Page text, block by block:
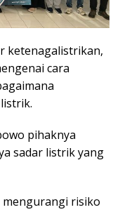
ketenagalistrikan,
cara
pihaknya
sadar listrik yang
mengurangi risiko